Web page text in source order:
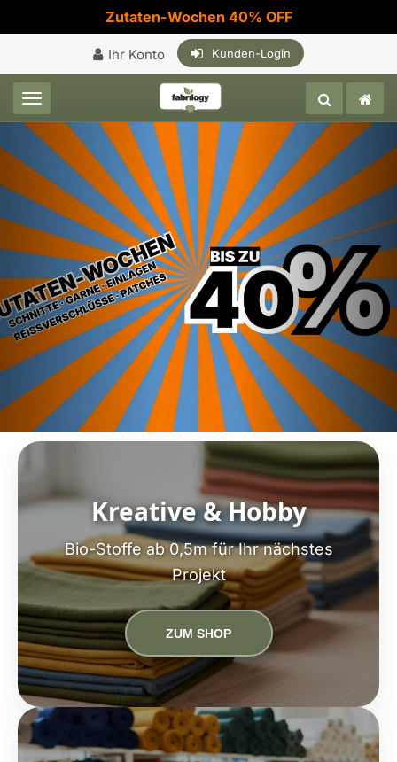
Zutaten-Wochen 40% OFF
Ihr Konto Kunden-Login
Toggle navigation
Kreative & Hobby
Bio-Stoffe ab 0,5m für Ihr nächstes
Projekt
ZUM SHOP